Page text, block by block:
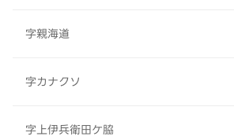
字親海道
字カナクソ
字上伊兵衛田ケ脇